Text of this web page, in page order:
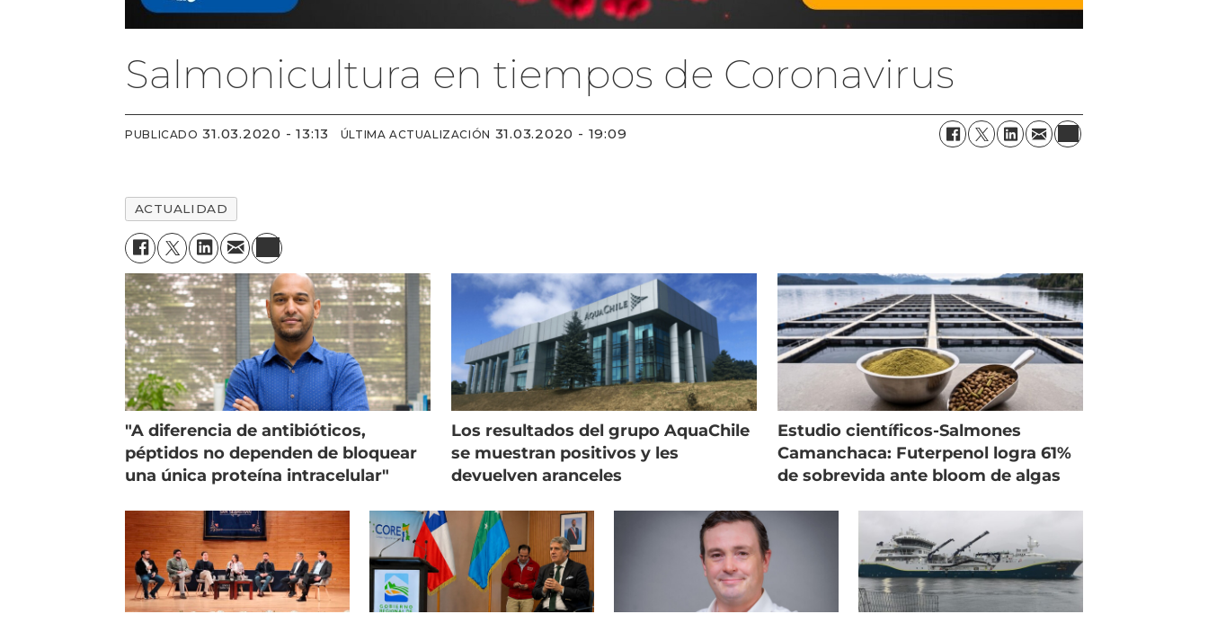
Salmonicultura en tiempos de Coronavirus
PUBLICADO 31.03.2020 - 13:13 ÚLTIMA ACTUALIZACIÓN 31.03.2020 - 19:09
ACTUALIDAD
"A diferencia de antibióticos,
péptidos no dependen de bloquear
una única proteína intracelular"
Los resultados del grupo AquaChile
se muestran positivos y les
devuelven aranceles
Estudio científicos-Salmones
Camanchaca: Futerpenol logra 61%
de sobrevida ante bloom de algas